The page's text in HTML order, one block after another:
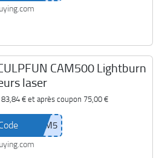
CAM500 Lightburn
laser
83,84 €et après coupon 75,00 €